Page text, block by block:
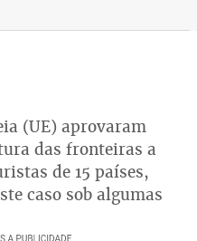
(UE) aprovaram
das fronteiras a
de 15 países,
caso sob algumas